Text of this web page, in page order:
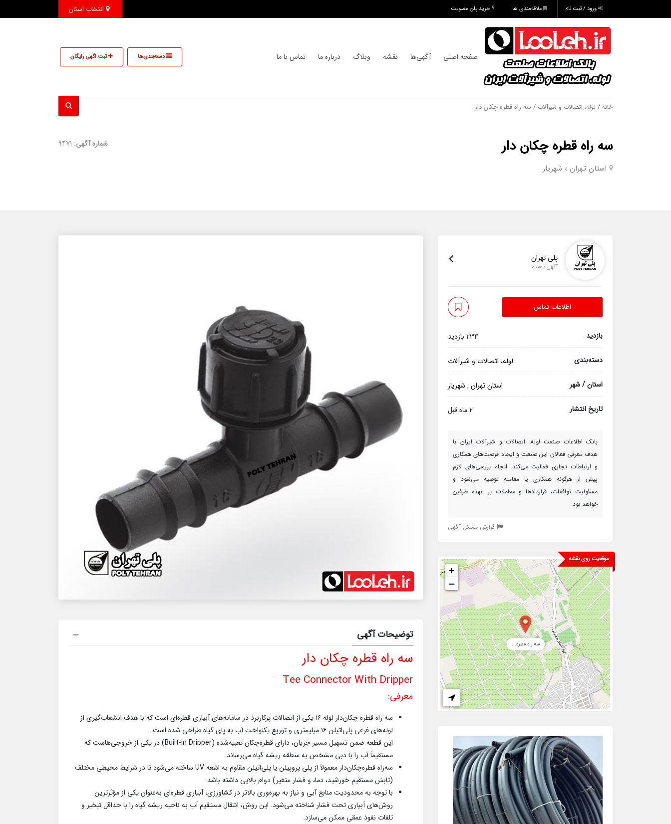
ورود / ثبت نام علاقه‌مندی ها خرید پلن عضویت
صفحه اصلی آگهی‌ها نقشه وبلاگ درباره ما تماس با ما دسته‌بندی‌ها ثبت اگهی رایگان
خانه / لوله، اتصالات و شیرآلات / سه راه قطره چکان دار
سه راه قطره چکان دار
استان تهران شهریار
شماره آگهی: 9471
پلی تهران
آگهی دهنده
اطلاعات تماس
بازدید 234 بازدید
دسته‌بندی لوله، اتصالات و شیرآلات
استان / شهر استان تهران , شهریار
تاریخ انتشار 2 ماه قبل
بانک اطلاعات صنعت لوله، اتصالات و شیرآلات ایران با
هدف معرفی فعالان این صنعت و ایجاد فرصت‌های همکاری
و ارتباطات تجاری فعالیت می‌کند. انجام بررسی‌های لازم
پیش از هرگونه همکاری یا معامله توصیه می‌شود و
مسئولیت توافقات، قراردادها و معاملات بر عهده طرفین
خواهد بود.
گزارش مشکل آگهی
موقعیت روی نقشه
سه راه قطره...
+
−
توضیحات آگهی
سه راه قطره چکان دار
Tee Connector With Dripper
معرفی:
سه‌ راه قطره‌ چکان‌دار لوله ۱۶ یکی از اتصالات پرکاربرد در سامانه‌های آبیاری قطره‌ای است که با هدف انشعاب‌گیری از
لوله‌های فرعی پلی‌اتیلن ۱۶ میلیمتری و توزیع یکنواخت آب به پای گیاه طراحی شده است.
این قطعه ضمن تسهیل مسیر جریان، دارای قطره‌چکان تعبیه‌شده (Built-in Dripper) در یکی از خروجی‌هاست که
مستقیماً آب را با دبی مشخص به منطقه ریشه گیاه می‌رساند.
سه‌راه قطره‌چکان‌دار معمولاً از پلی‌ پروپیلن یا پلی‌اتیلن مقاوم به اشعه UV ساخته می‌شود تا در شرایط محیطی مختلف
(تابش مستقیم خورشید، دما، و فشار متغیر) دوام بالایی داشته باشد.
با توجه به محدودیت منابع آبی و نیاز به بهره‌وری بالاتر در کشاورزی، آبیاری قطره‌ای به‌عنوان یکی از مؤثرترین
روش‌های آبیاری تحت فشار شناخته می‌شود. این روش، انتقال مستقیم آب به ناحیه ریشه گیاه را با حداقل تبخیر و
تلفات نفوذ عمقی ممکن می‌سازد.